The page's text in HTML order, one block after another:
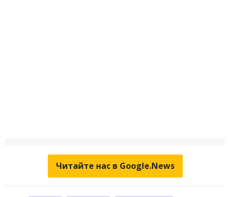
Читайте нас в Google.News